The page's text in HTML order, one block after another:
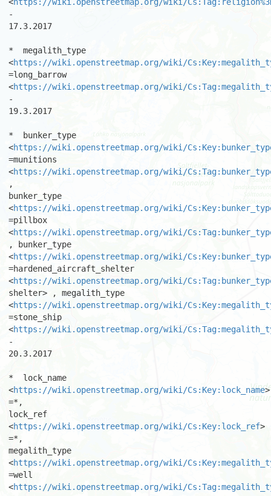
-
17.3.2017
*  megalith_type
<https://wiki.openstreetmap.org/wiki/
=long_barrow
<https://wiki.openstreetmap.org/wiki/
-
19.3.2017
*  bunker_type
<https://wiki.openstreetmap.org/wiki/
=munitions
<https://wiki.openstreetmap.org/wiki/
,
bunker_type
<https://wiki.openstreetmap.org/wiki/
=pillbox
<https://wiki.openstreetmap.org/wiki/
, bunker_type
<https://wiki.openstreetmap.org/wiki/
=hardened_aircraft_shelter
<https://wiki.openstreetmap.org/wiki/
shelter> , megalith_type
<https://wiki.openstreetmap.org/wiki/
=stone_ship
<https://wiki.openstreetmap.org/wiki/
-
20.3.2017
*  lock_name
<https://wiki.openstreetmap.org/wiki/Cs:Key:lock_name>
=*,
lock_ref
<https://wiki.openstreetmap.org/wiki/Cs:Key:lock_ref>
=*,
megalith_type
<https://wiki.openstreetmap.org/wiki/
=well
<https://wiki.openstreetmap.org/wiki/